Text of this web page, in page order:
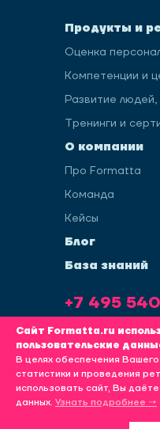
Продукты и
Оценка
Компетенции и
Развитие
Тренинги и
О компании
Про Formatta
Команда
Кейсы
Блог
База знаний
+7 495
Политика обработки
Сайт Formatta.ru
пользовательские
В целях обеспечения
статистики и проведения
использовать сайт, Вы
данных. Узнать подробнее →